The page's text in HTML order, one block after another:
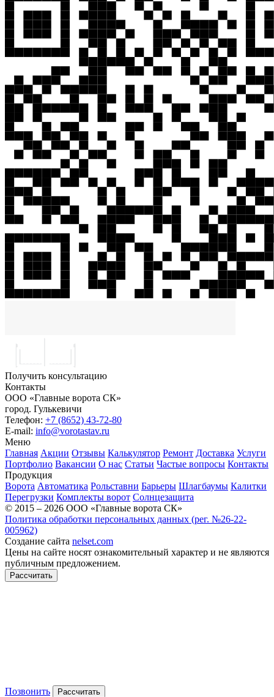
Получить консультацию
Контакты
ООО «Главные ворота СК»
город. Гулькевичи
Телефон: +7 (8652) 43-72-80
E-mail: info@vorotastav.ru
Меню
Главная Акции Отзывы Калькулятор Ремонт Доставка Услуги
Портфолио Вакансии О нас Статьи Частые вопросы Контакты
Продукция
Ворота Автоматика Рольставни Барьеры Шлагбаумы Калитки
Перегрузки Комплекты ворот Солнцезащита
© 2015 – 2026 ООО «Главные ворота СК»
Политика обработки персональных данных (рег. №26-22-
005962)
Создание сайта nelset.com
Цены на сайте носят ознакомительный характер и не являются
публичным предложением.
Рассчитать
Позвонить Рассчитать